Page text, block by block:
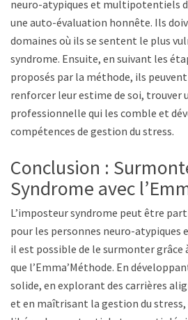
neuro-atypiques et multipotentiels
une auto-évaluation honnête. Ils
domaines où ils se sentent le plus
syndrome. Ensuite, en suivant les
proposés par la méthode, ils
renforcer leur estime de soi, trouver
professionnelle qui les comble et
compétences de gestion du stress.
Conclusion :
Syndrome avec
L’imposteur syndrome peut être
pour les personnes neuro-atypiques
il est possible de le surmonter grâce
que l’Emma’Méthode. En
solide, en explorant des carrières
et en maîtrisant la gestion du stress,